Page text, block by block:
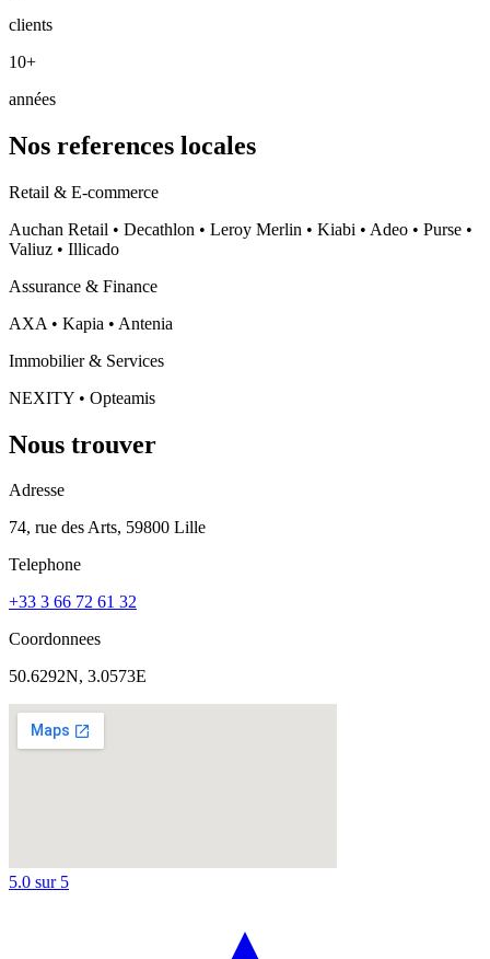
clients
10+
années
Nos references locales
Retail & E-commerce
Auchan Retail • Decathlon • Leroy Merlin • Kiabi • Adeo • Purse •
Valiuz • Illicado
Assurance & Finance
AXA • Kapia • Antenia
Immobilier & Services
NEXITY • Opteamis
Nous trouver
Adresse
74, rue des Arts, 59800 Lille
Telephone
+33 3 66 72 61 32
Coordonnees
50.6292N, 3.0573E
5.0 sur 5